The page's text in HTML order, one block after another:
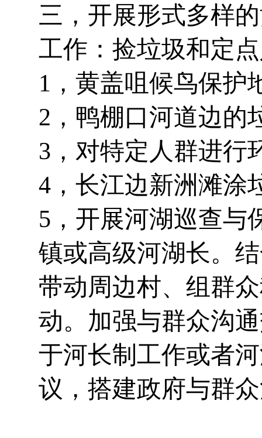
三，开展形式多样
工作：捡垃圾和定
1，黄盖咀候鸟保护
2，鸭棚口河道边的
3，对特定人群进行
4，长江边新洲滩涂
5，开展河湖巡查与
镇或高级河湖长。
带动周边村、组群
动。加强与群众沟
于河长制工作或者
议，搭建政府与群